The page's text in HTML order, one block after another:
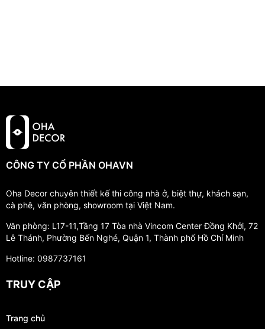
CÔNG TY CỔ PHẦN OHAVN
Oha Decor chuyên thiết kế thi công nhà ở, biệt thự, khách sạn,
cà phê, văn phòng, showroom tại Việt Nam.
Văn phòng: L17-11,Tầng 17 Tòa nhà Vincom Center Đồng Khởi, 72
Lê Thánh, Phường Bến Nghé, Quận 1, Thành phố Hồ Chí Minh
Hotline: 0987737161
TRUY CẬP
Trang chủ